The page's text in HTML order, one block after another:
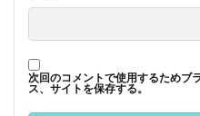
次回のコメントで使用するためブ
ス、サイトを保存する。